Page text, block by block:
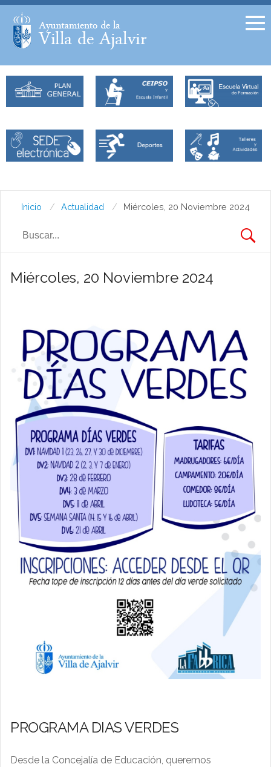
Facebook
Inicio Actualidad Miércoles, 20 Noviembre 2024
Miércoles, 20 Noviembre 2024
PROGRAMA DIAS VERDES
Desde la Concejalía de Educación, queremos